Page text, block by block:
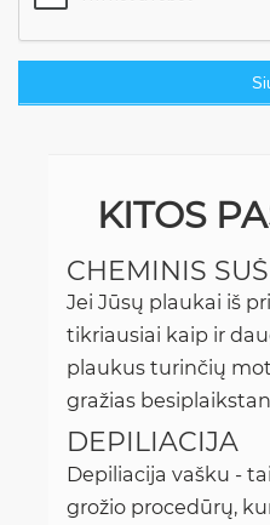
KITOS
CHEMINIS
Jei Jūsų plaukai iš
tikriausiai kaip ir
plaukus turinčių
gražias
DEPILIACIJA
Depiliacija vašku -
grožio procedūrų,